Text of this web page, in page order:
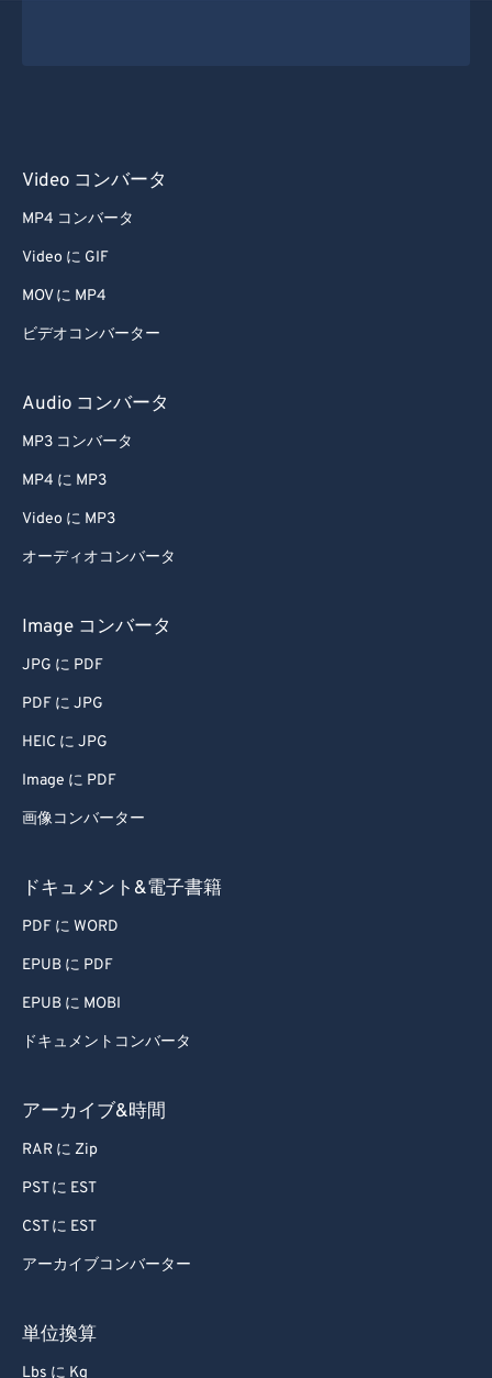
Video コンバータ
MP4 コンバータ
Video に GIF
MOV に MP4
ビデオコンバーター
Audio コンバータ
MP3 コンバータ
MP4 に MP3
Video に MP3
オーディオコンバータ
Image コンバータ
JPG に PDF
PDF に JPG
HEIC に JPG
Image に PDF
画像コンバーター
ドキュメント&電子書籍
PDF に WORD
EPUB に PDF
EPUB に MOBI
ドキュメントコンバータ
アーカイブ&時間
RAR に Zip
PST に EST
CST に EST
アーカイブコンバーター
単位換算
Lbs に Kg